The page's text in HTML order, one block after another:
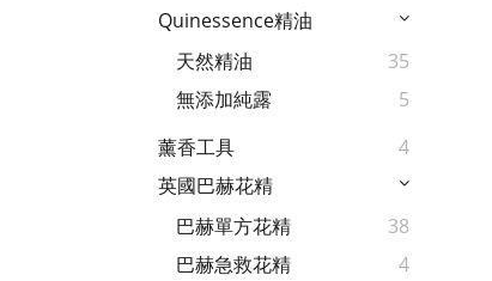
Quinessence精油
天然精油
35
無添加純露
5
薰香工具
4
英國巴赫花精
巴赫單方花精
38
巴赫急救花精
4